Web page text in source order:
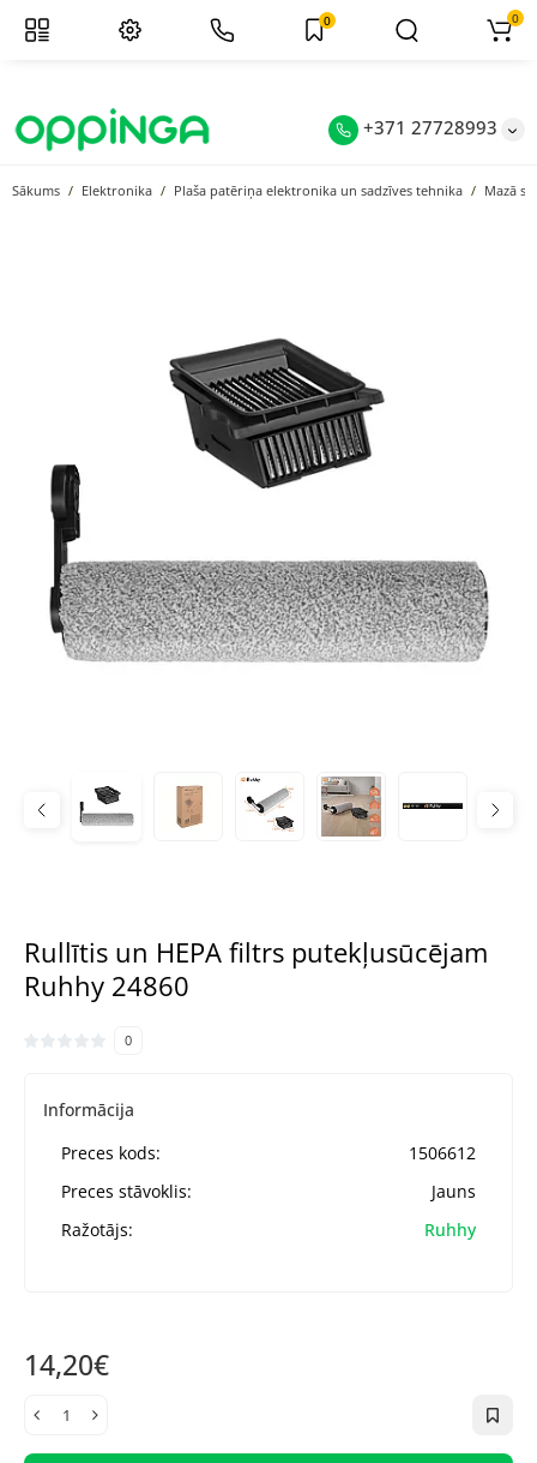
+371 27728993
0 0
Sākums Elektronika Plaša patēriņa elektronika un sadzīves tehnika Mazā
Rullītis un HEPA filtrs putekļusūcējam
Ruhhy 24860
0
Informācija
Preces kods:
1506612
Preces stāvoklis:
Jauns
Ražotājs:
Ruhhy
14,20€